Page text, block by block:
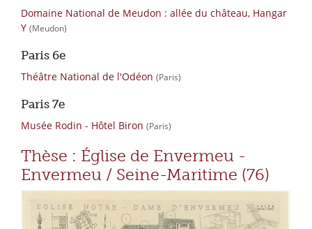
Domaine National de Meudon : allée du château, Hangar
Y (Meudon)
Paris 6e
Théâtre National de l'Odéon (Paris)
Paris 7e
Musée Rodin - Hôtel Biron (Paris)
Thèse : Église de Envermeu -
Envermeu / Seine-Maritime (76)